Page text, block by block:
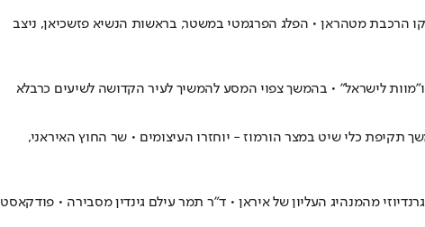
הרכבת מטהראן • הפלג הפרגמטי במשטר, בראשות הנשיא פזשכיאן, ניצב
לישראל" • בהמשך צפוי המסע להמשיך לעיר הקדושה לשיעים כרבלא
תקיפת כלי שיט במצר הורמוז - יוחזרו העיצומים • שר החוץ האיראני,
מהמנהיג העליון של איראן • ד"ר תמר עילם גינדין מסבירה • פודקאסט